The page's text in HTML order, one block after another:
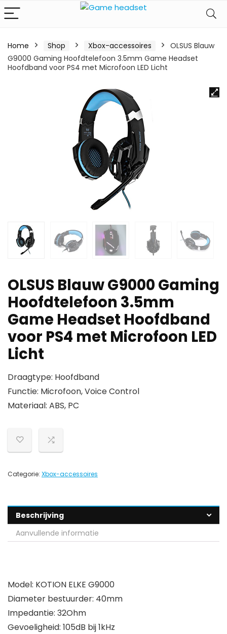
Home Shop Xbox-accessoires
OLSUS Blauw
G9000 Gaming Hoofdtelefoon 3.5mm Game Headset
Hoofdband voor PS4 met Microfoon LED Licht
OLSUS Blauw G9000 Gaming
Hoofdtelefoon 3.5mm
Game Headset Hoofdband
voor PS4 met Microfoon LED
Licht
Draagtype: Hoofdband
Functie: Microfoon, Voice Control
Materiaal: ABS, PC
Categorie: Xbox-accessoires
Beschrijving
Aanvullende informatie
Model: KOTION ELKE G9000
Diameter bestuurder: 40mm
Impedantie: 32Ohm
Gevoeligheid: 105dB bij 1kHz